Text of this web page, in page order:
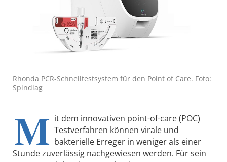
Rhonda PCR-Schnelltestsystem für den Point of Care. Foto:
Spindiag
M it dem innovativen point-of-care (POC)
Testverfahren können virale und
bakterielle Erreger in weniger als einer
Stunde zuverlässig nachgewiesen werden. Für sein